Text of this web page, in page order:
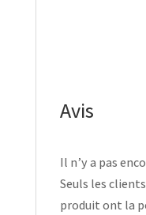
Avis
Il n’y a pas
Seuls les
produit ont la